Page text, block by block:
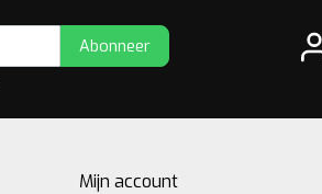
Abonneer
Mijn account